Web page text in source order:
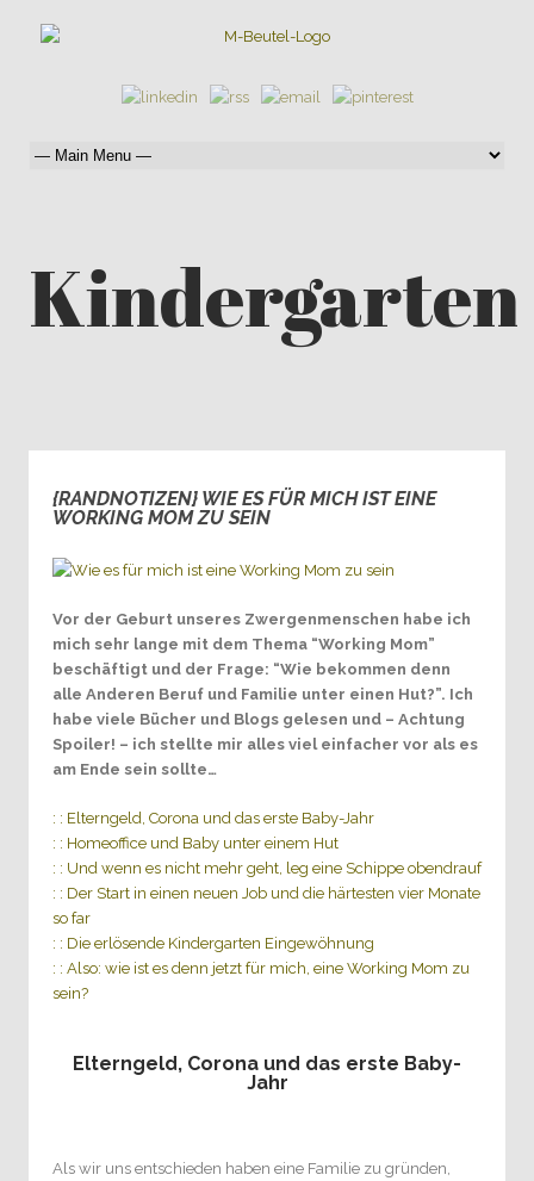
Kindergarten
{RANDNOTIZEN} WIE ES FÜR MICH IST EINE
WORKING MOM ZU SEIN
Vor der Geburt unseres Zwergenmenschen habe ich
mich sehr lange mit dem Thema “Working Mom”
beschäftigt und der Frage: “Wie bekommen denn
alle Anderen Beruf und Familie unter einen Hut?”. Ich
habe viele Bücher und Blogs gelesen und – Achtung
Spoiler! – ich stellte mir alles viel einfacher vor als es
am Ende sein sollte…
: : Elterngeld, Corona und das erste Baby-Jahr
: : Homeoffice und Baby unter einem Hut
: : Und wenn es nicht mehr geht, leg eine Schippe obendrauf
: : Der Start in einen neuen Job und die härtesten vier Monate
so far
: : Die erlösende Kindergarten Eingewöhnung
: : Also: wie ist es denn jetzt für mich, eine Working Mom zu
sein?
Elterngeld, Corona und das erste Baby-
Jahr
Als wir uns entschieden haben eine Familie zu gründen,